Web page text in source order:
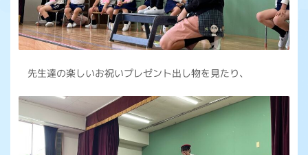
先生達の楽しいお祝いプレゼント出し物を見たり、